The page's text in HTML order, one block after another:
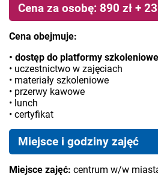
Cena za osobę: 890 zł +
Cena obejmuje:
• dostęp do platformy
• uczestnictwo w zajęciach
• materiały szkoleniowe
• przerwy kawowe
• lunch
• certyfikat
Miejsce i godziny zajęć
Miejsce zajęć: centrum w/w